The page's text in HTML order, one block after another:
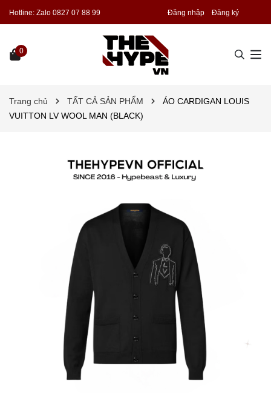
Hotline: Zalo 0827 07 88 99 Đăng nhập Đăng ký
0
Trang chủ TẤT CẢ SẢN PHẨM
ÁO CARDIGAN LOUIS
VUITTON LV WOOL MAN (BLACK)